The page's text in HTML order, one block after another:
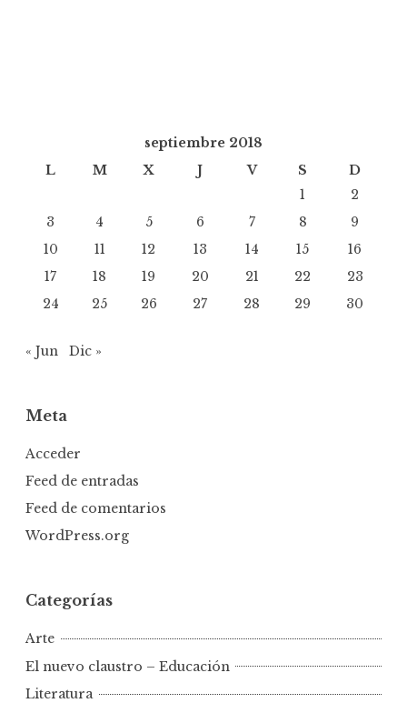
septiembre 2018
L
M X J V S
D
1
2
3
4 5 6 7 8
9
10
11 12 13 14 15
16
17
18 19 20 21 22
23
24
25 26 27 28 29 30
« Jun Dic »
Meta
Acceder
Feed de entradas
Feed de comentarios
WordPress.org
Categorías
Arte
El nuevo claustro – Educación
Literatura